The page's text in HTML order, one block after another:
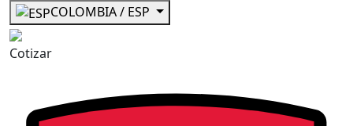
COLOMBIA / ESP
Cotizar